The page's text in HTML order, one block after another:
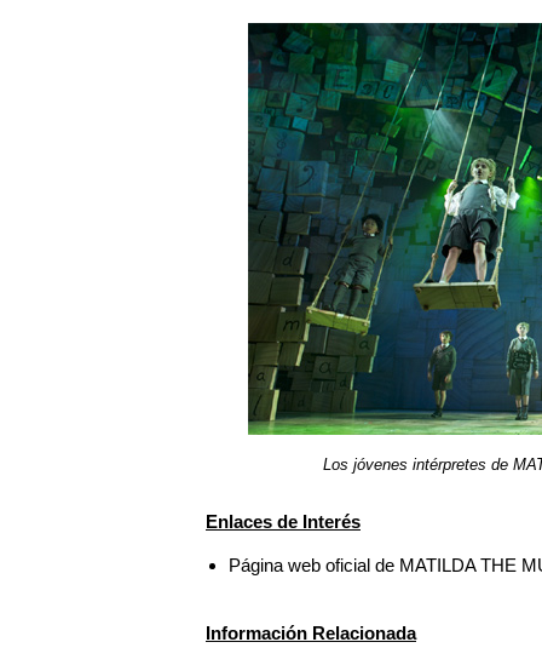
Los jóvenes intérpretes de
Enlaces de Interés
Página web oficial de MATILDA THE
Información Relacionada